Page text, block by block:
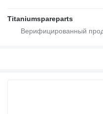
Titaniumspareparts